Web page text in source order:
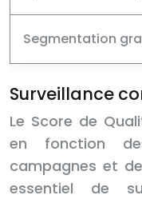
Segmentation
Surveillance
Le Score de
en fonction
campagnes et
essentiel de